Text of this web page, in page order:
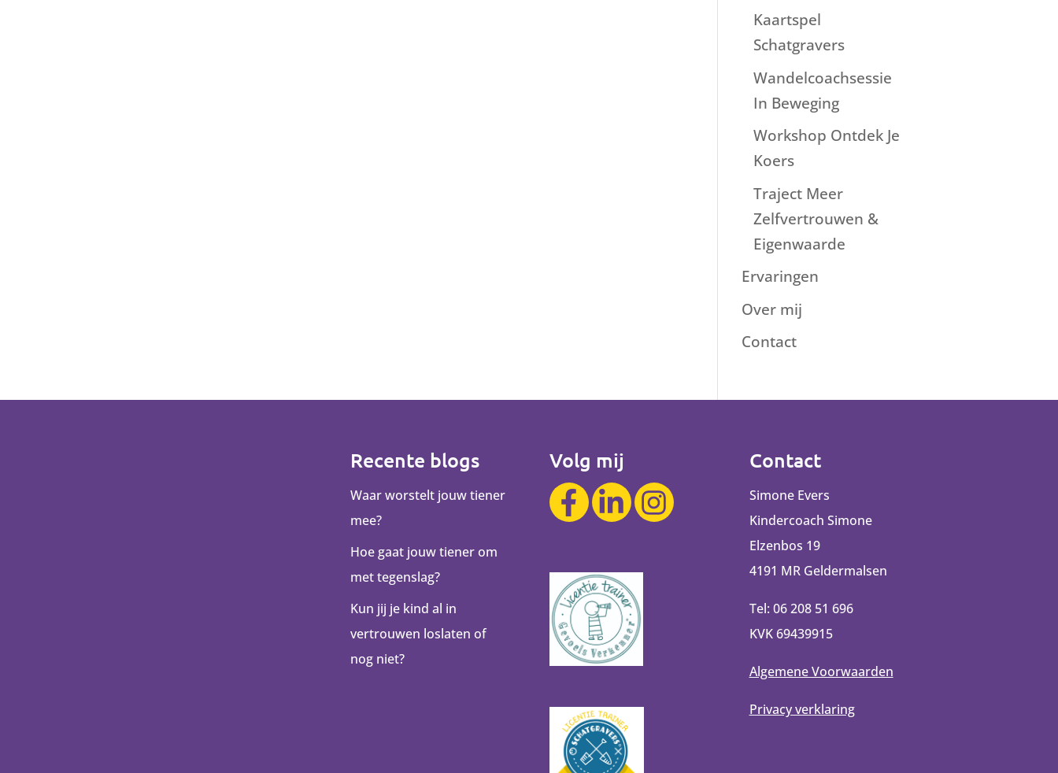
Kaartspel
Schatgravers
Wandelcoachsessie
In Beweging
Workshop Ontdek Je
Koers
Traject Meer
Zelfvertrouwen &
Eigenwaarde
Ervaringen
Over mij
Contact
Recente blogs
Waar worstelt jouw tiener
mee?
Hoe gaat jouw tiener om
met tegenslag?
Kun jij je kind al in
vertrouwen loslaten of
nog niet?
Volg mij Contact
Simone Evers
Kindercoach Simone
Elzenbos 19
4191 MR Geldermalsen
Tel: 06 208 51 696
KVK 69439915
Algemene Voorwaarden
Privacy verklaring